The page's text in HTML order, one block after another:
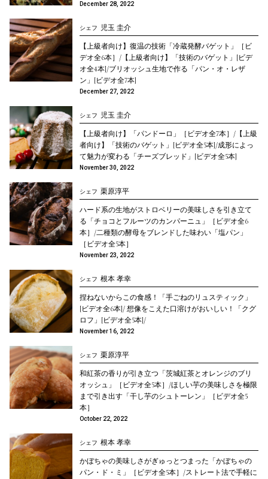
December 28, 2022
シェフ 児玉 圭介
【上級者向け】復温の技術「冷蔵発酵バゲット」［ビ
デオ全6本］/【上級者向け】「技術のバゲット」[ビデ
オ全4本]/ブリオッシュ生地で作る「パン・オ・レザ
ン」[ビデオ全7本]
December 27, 2022
シェフ 児玉 圭介
【上級者向け】「パンドーロ」［ビデオ全7本］/【上級
者向け】「技術のバゲット」[ビデオ全5本]/成形によっ
て魅力が変わる「チーズブレッド」[ビデオ全5本]
November 30, 2022
シェフ 栗原淳平
ハード系の生地がストロベリーの美味しさを引き立て
る「チョコとフルーツのカンパーニュ」［ビデオ全6
本］/二種類の酵母をブレンドした味わい「塩パン」
［ビデオ全5本］
November 23, 2022
シェフ 根本 孝幸
捏ねないからこの食感！「手ごねのリュスティック」
[ビデオ全6本]/ 想像をこえた口溶けがおいしい！「クグ
ロフ」[ビデオ全5本]/
November 16, 2022
シェフ 栗原淳平
和紅茶の香りが引き立つ「茨城紅茶とオレンジのブリ
オッシュ」［ビデオ全5本］/ほしい芋の美味しさを極限
まで引き出す「干し芋のシュトーレン」［ビデオ全5
本］
October 22, 2022
シェフ 根本 孝幸
かぼちゃの美味しさがぎゅっとつまった「かぼちゃの
パン・ド・ミ」［ビデオ全5本］/ストレート法で手軽に